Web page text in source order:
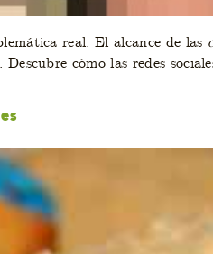
real. El alcance de las
cómo las redes